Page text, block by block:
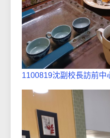
1100819沈副校長訪前中